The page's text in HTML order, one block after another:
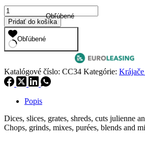
2
090,00 €. 776,50 €.
množstvo
Combi
Cutter
CC-
34
Pridať do košíka
Obľúbené
Obľúbené
Katalógové číslo: CC34 Kategórie:
Popis
Dices, slices, grates, shreds, cuts julienne
Chops, grinds, mixes, purées, blends and